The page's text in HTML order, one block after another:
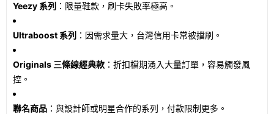
Yeezy 系列 ：限量鞋款，刷卡失敗率極高。
Ultraboost 系列 ：因需求量大，台灣信用卡常被擋刷。
Originals 三條線經典款 ：折扣檔期湧入大量訂單，容易觸發風
控。
聯名商品 ：與設計師或明星合作的系列，付款限制更多。